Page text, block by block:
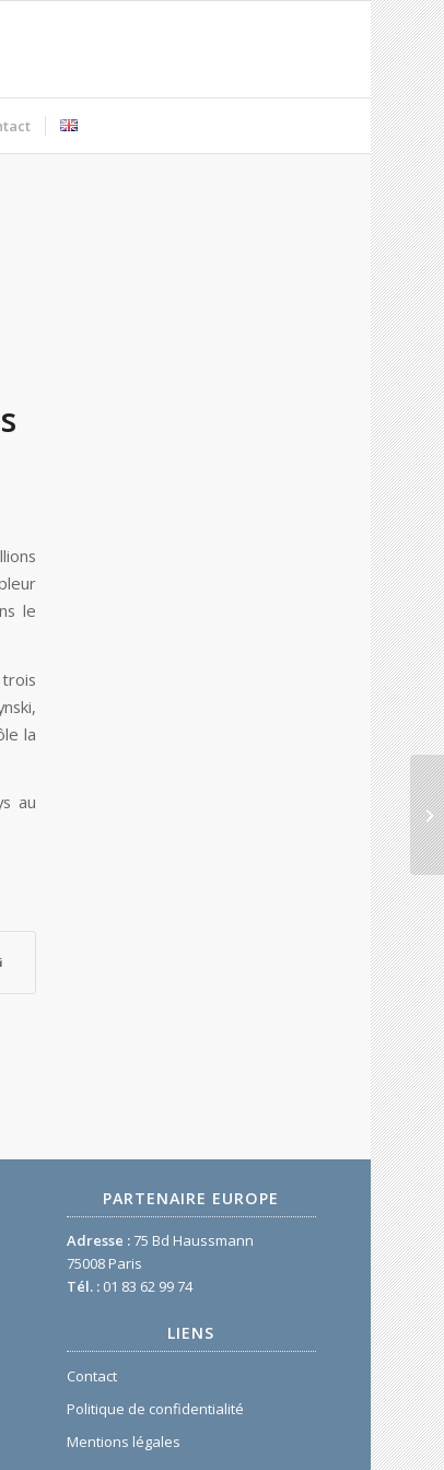
le
la
au
PARTENAIRE EUROPE
Adresse :75 Bd Haussmann
75008 Paris
Tél. : 01 83 62 99 74
LIENS
Contact
Politique de confidentialité
Mentions légales